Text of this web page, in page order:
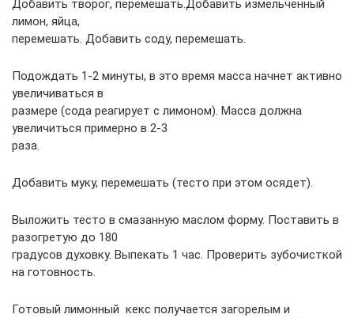
Добавить творог, перемешать.Добавить измельченный
лимон, яйца,
перемешать. Добавить соду, перемешать.
Подождать 1-2 минуты, в это время масса начнет активно
увеличиваться в
размере (сода реагирует с лимоном). Масса должна
увеличиться примерно в 2-3
раза.
Добавить муку, перемешать (тесто при этом осядет).
Выложить тесто в смазанную маслом форму. Поставить в
разогретую до 180
градусов духовку. Выпекать 1 час. Проверить зубочисткой
на готовность.
Готовый лимонный кекс получается загорелым и